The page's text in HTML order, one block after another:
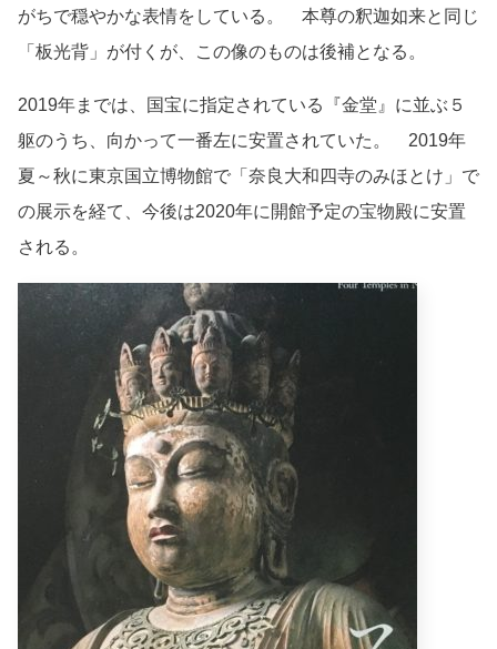
がちで穏やかな表情をしている。 本尊の釈迦如来と同じ
「板光背」が付くが、この像のものは後補となる。
2019年までは、国宝に指定されている『金堂』に並ぶ５
躯のうち、向かって一番左に安置されていた。 2019年
夏～秋に東京国立博物館で「奈良大和四寺のみほとけ」で
の展示を経て、今後は2020年に開館予定の宝物殿に安置
される。